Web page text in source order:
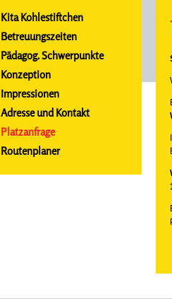
Kita Kohlestiftchen
Betreuungszeiten
Pädagog. Schwerpunkte
Konzeption
Impressionen
Adresse und Kontakt
Platzanfrage
Routenplaner